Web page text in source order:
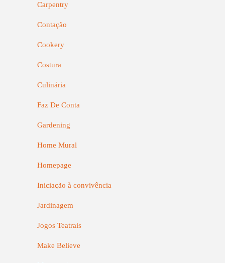
Carpentry
Contação
Cookery
Costura
Culinária
Faz De Conta
Gardening
Home Mural
Homepage
Iniciação à convivência
Jardinagem
Jogos Teatrais
Make Believe